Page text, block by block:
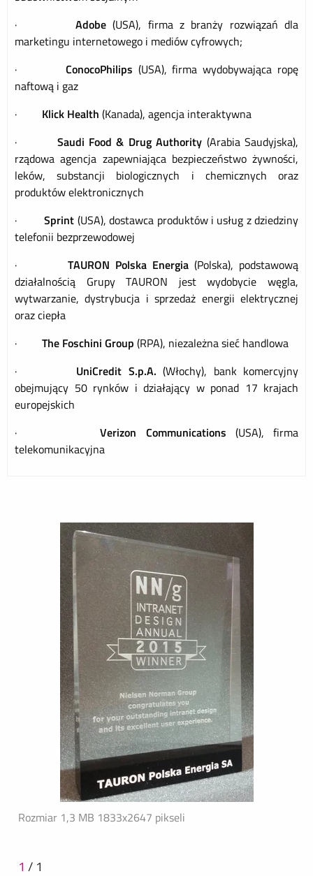
· Adobe (USA), firma z branży rozwiązań dla
marketingu internetowego i mediów cyfrowych;
· ConocoPhilips (USA), firma wydobywająca ropę
naftową i gaz
· Klick Health (Kanada), agencja interaktywna
· Saudi Food & Drug Authority (Arabia Saudyjska),
rządowa agencja zapewniająca bezpieczeństwo żywności,
leków, substancji biologicznych i chemicznych oraz
produktów elektronicznych
·Sprint (USA), dostawca produktów i usług z dziedziny
telefonii bezprzewodowej
· TAURON Polska Energia(Polska), podstawową
działalnością Grupy TAURON jest wydobycie węgla,
wytwarzanie, dystrybucja i sprzedaż energii elektrycznej
oraz ciepła
· The Foschini Group (RPA), niezależna sieć handlowa
· UniCredit S.p.A. (Włochy), bank komercyjny
obejmujący 50 rynków i działający w ponad 17 krajach
europejskich
·Verizon Communications (USA), firma
telekomunikacyjna
Rozmiar 1,3 MB 1833x2647 pikseli
1 / 1